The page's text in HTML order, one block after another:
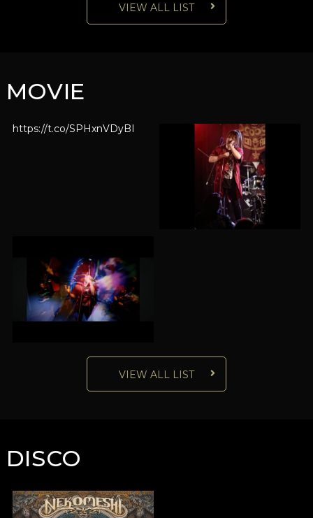
VIEW ALL LIST
MOVIE
https://t.co/SPHxnVDyBI
VIEW ALL LIST
DISCO